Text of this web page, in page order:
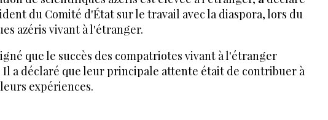
du Comité d'État sur le travail avec la diaspora, lors du
azéris vivant à l'étranger.
que le succès des compatriotes vivant à l'étranger
a déclaré que leur principale attente était de contribuer à
expériences.